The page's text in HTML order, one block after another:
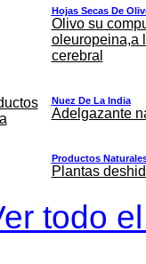
Hojas Secas De
Olivo su
oleuropeina,a
cerebral
Nuez De La India
Adelgazante
Productos
Plantas
todo